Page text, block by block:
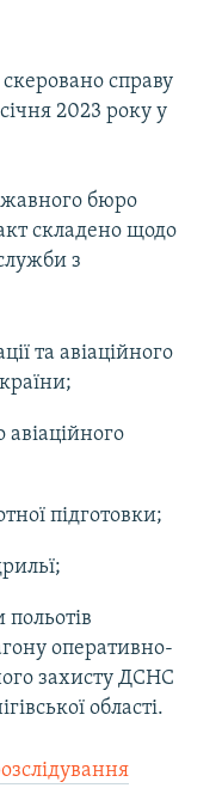
справу
2023 року у
бюро
складено щодо
з
та авіаційного
підготовки;
оперативно-
захисту ДСНС
області.